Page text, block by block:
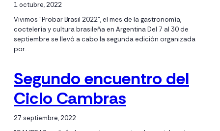
1 octubre, 2022
Vivimos “Probar Brasil 2022”, el mes de la gastronomía,
coctelería y cultura brasileña en Argentina Del 7 al 30 de
septiembre se llevó a cabo la segunda edición organizada
por…
Segundo encuentro del
Ciclo Cambras
27 septiembre, 2022